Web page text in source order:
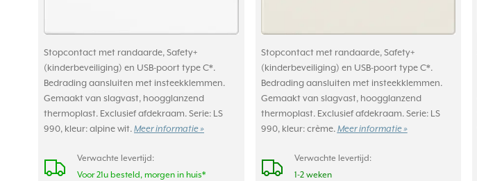
Stopcontact met randaarde, Safety+
(kinderbeveiliging) en USB-poort type C*.
Bedrading aansluiten met insteekklemmen.
Gemaakt van slagvast, hoogglanzend
thermoplast. Exclusief afdekraam. Serie: LS
990, kleur: alpine wit. Meer informatie »
Verwachte levertijd:
Voor 21u besteld, morgen in huis*
Stopcontact met randaarde, Safety+
(kinderbeveiliging) en USB-poort type C*.
Bedrading aansluiten met insteekklemmen.
Gemaakt van slagvast, hoogglanzend
thermoplast. Exclusief afdekraam. Serie: LS
990, kleur: crème. Meer informatie »
Verwachte levertijd:
1-2 weken